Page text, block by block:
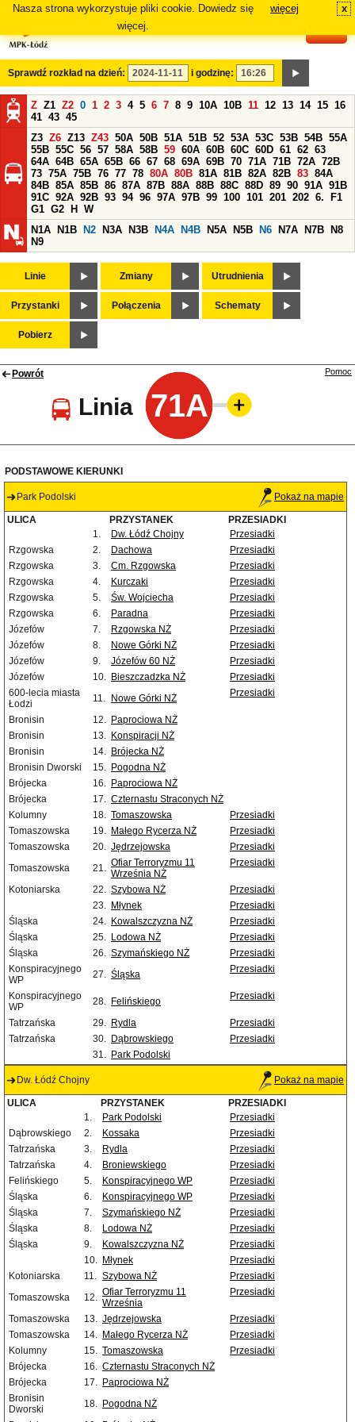
Nasza strona wykorzystuje pliki cookie. Dowiedz się
więcej.
więcej x
Sprawdź rozkład na dzień: i godzinę:
Z Z1 Z2 0 1 2 3 4 5 6 7 8 9 10A 10B 11 12 13 14 15 16
41 43 45
Z3 Z6 Z13 Z43 50A 50B 51A 51B 52 53A 53C 53B 54B 55A
55B 55C 56 57 58A 58B 59 60A 60B 60C 60D 61 62 63
64A 64B 65A 65B 66 67 68 69A 69B 70 71A 71B 72A 72B
73 75A 75B 76 77 78 80A 80B 81A 81B 82A 82B 83 84A
84B 85A 85B 86 87A 87B 88A 88B 88C 88D 89 90 91A 91B
91C 92A 92B 93 94 96 97A 97B 99 100 101 201 202 6.
F1
G1 G2 H
W
N1A
N1B N2 N3A N3B N4A N4B N5A N5B N6 N7A N7B
N8
N9
Linie Zmiany Utrudnienia
Przystanki Połączenia Schematy
Pobierz
Powrót
Linia 71A
Pomoc
PODSTAWOWE KIERUNKI
Park Podolski Pokaż na mapie
ULICA PRZYSTANEK
PRZESIADKI
1.
Dw. Łódź Chojny
Przesiadki
Rzgowska
2. Dachowa
Przesiadki
Rzgowska
3. Cm. Rzgowska
Przesiadki
Rzgowska
4. Kurczaki
Przesiadki
Rzgowska
5. Św. Wojciecha
Przesiadki
Rzgowska
6. Paradna
Przesiadki
Józefów
7. Rzgowska NŻ
Przesiadki
Józefów
8. Nowe Górki NŻ
Przesiadki
Józefów
9. Józefów 60 NŻ
Przesiadki
Józefów
10. Bieszczadzka NŻ
Przesiadki
600-lecia miasta
Łodzi
11. Nowe Górki NŻ Przesiadki
Bronisin 12. Paprociowa NŻ
Bronisin
13. Konspiracji NŻ
Bronisin
14. Brójecka NŻ
Bronisin Dworski
15. Pogodna NŻ
Brójecka
16. Paprociowa NŻ
Brójecka
17. Czternastu Straconych NŻ
Kolumny
18. Tomaszowska
Przesiadki
Tomaszowska
19. Małego Rycerza NŻ
Przesiadki
Tomaszowska
20. Jędrzejowska
Przesiadki
Tomaszowska
21. Ofiar Terroryzmu 11
Września NŻ
Przesiadki
Kotoniarska 22. Szybowa NŻ
Przesiadki
23. Młynek
Przesiadki
Śląska
24. Kowalszczyzna NŻ
Przesiadki
Śląska
25. Lodowa NŻ
Przesiadki
Śląska
26. Szymańskiego NŻ
Przesiadki
Konspiracyjnego
WP
27. Śląska Przesiadki
Konspiracyjnego
WP
28. Felińskiego Przesiadki
Tatrzańska 29. Rydla
Przesiadki
Tatrzańska
30. Dąbrowskiego
Przesiadki
31. Park Podolski
Dw. Łódź Chojny Pokaż na mapie
ULICA PRZYSTANEK
PRZESIADKI
1.
Park Podolski
Przesiadki
Dąbrowskiego
2. Kossaka
Przesiadki
Tatrzańska
3. Rydla
Przesiadki
Tatrzańska
4. Broniewskiego
Przesiadki
Felińskiego
5. Konspiracyjnego WP
Przesiadki
Śląska
6. Konspiracyjnego WP
Przesiadki
Śląska
7. Szymańskiego NŻ
Przesiadki
Śląska
8. Lodowa NŻ
Przesiadki
Śląska
9. Kowalszczyzna NŻ
Przesiadki
10. Młynek
Przesiadki
Kotoniarska
11. Szybowa NŻ
Przesiadki
Tomaszowska
12. Ofiar Terroryzmu 11
Września
Przesiadki
Tomaszowska 13. Jędrzejowska
Przesiadki
Tomaszowska
14. Małego Rycerza NŻ
Przesiadki
Kolumny
15. Tomaszowska
Przesiadki
Brójecka
16. Czternastu Straconych NŻ
Brójecka
17. Paprociowa NŻ
Bronisin
Dworski
18. Pogodna NŻ